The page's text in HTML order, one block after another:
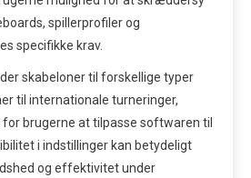
spillerprofiler og
specifikke krav.
skabeloner til forskellige typer
til internationale turneringer,
brugerne at tilpasse softwaren til
i indstillinger kan betydeligt
og effektivitet under